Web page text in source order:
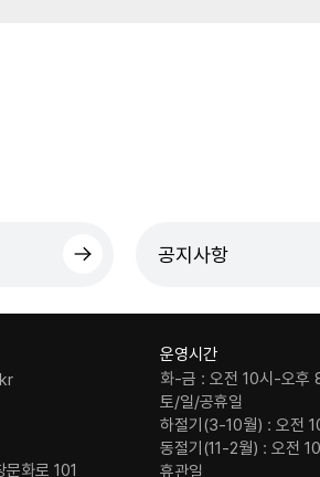
공지사항
문화로 101
운영시간
화-금 : 오전 10시-오후
토/일/공휴일
하절기(3-10월) : 오전
동절기(11-2월) : 오전
휴관일